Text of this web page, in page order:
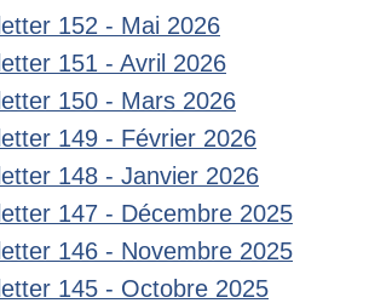
152 - Mai 2026
151 - Avril 2026
150 - Mars 2026
149 - Février 2026
148 - Janvier 2026
147 - Décembre 2025
146 - Novembre 2025
145 - Octobre 2025